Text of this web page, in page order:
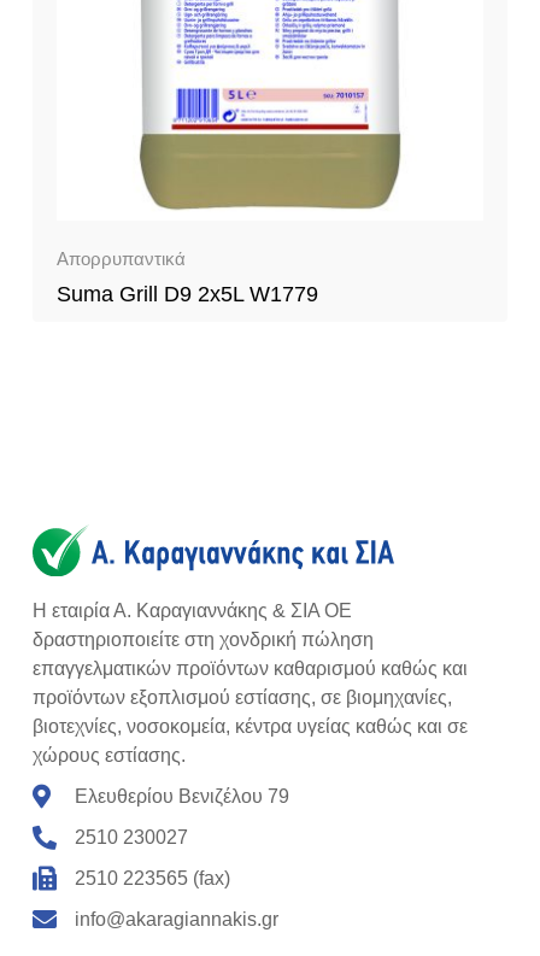
Απορρυπαντικά
Suma Grill D9 2x5L W1779
Η εταιρία Α. Καραγιαννάκης & ΣΙΑ ΟΕ
δραστηριοποιείτε στη χονδρική πώληση
επαγγελματικών προϊόντων καθαρισμού καθώς και
προϊόντων εξοπλισμού εστίασης, σε βιομηχανίες,
βιοτεχνίες, νοσοκομεία, κέντρα υγείας καθώς και σε
χώρους εστίασης.
Ελευθερίου Βενιζέλου 79
2510 230027
2510 223565 (fax)
info@akaragiannakis.gr